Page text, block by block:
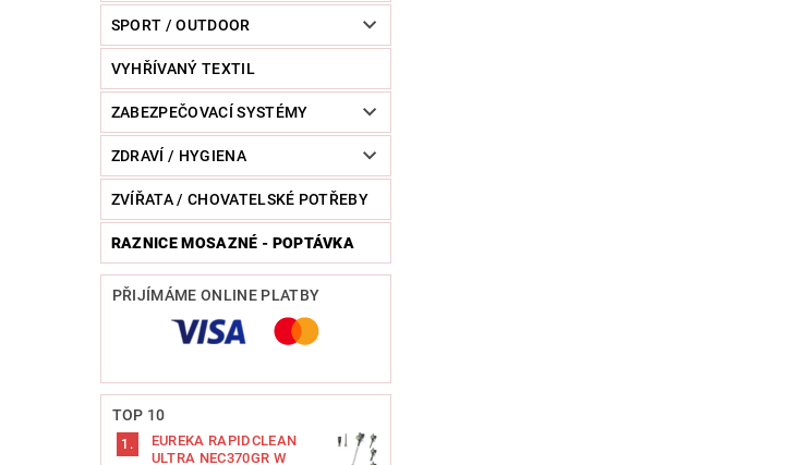
SPORT / OUTDOOR
VYHŘÍVANÝ TEXTIL
ZABEZPEČOVACÍ SYSTÉMY
ZDRAVÍ / HYGIENA
ZVÍŘATA / CHOVATELSKÉ POTŘEBY
RAZNICE MOSAZNÉ - POPTÁVKA
PŘIJÍMÁME ONLINE PLATBY
TOP 10
EUREKA RAPIDCLEAN
ULTRA NEC370GR W